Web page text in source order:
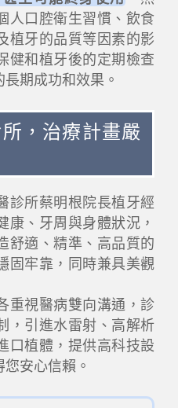
人口腔衛生習慣、飲食
植牙的品質等因素的影
健和植牙後的定期檢查
期成功和效果。
，治療計畫嚴
診所蔡明根院長植牙經
康、牙周與身體狀況，
舒適、精準、高品質的
固牢靠，同時兼具美觀
重視醫病雙向溝通，診
，引進水雷射、高解析
口植體，提供高科技設
安心信賴。